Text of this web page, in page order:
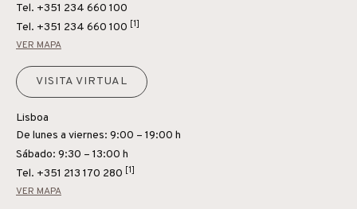
Tel. +351 234 660 100
Tel. +351 234 660 100 [1]
VER MAPA
VISITA VIRTUAL
Lisboa
De lunes a viernes: 9:00 – 19:00 h
Sábado: 9:30 – 13:00 h
Tel. +351 213 170 280 [1]
VER MAPA